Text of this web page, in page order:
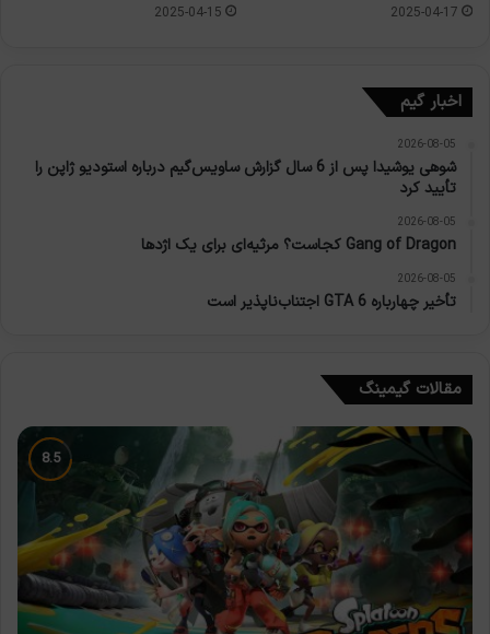
2025-04-17
2025-04-15
اخبار گیم
2026-08-05
شوهی یوشیدا پس از 6 سال گزارش ساویس‌گیم درباره استودیو ژاپن را
تأیید کرد
2026-08-05
Gang of Dragon کجاست؟ مرثیه‌ای برای یک اژدها
2026-08-05
تأخیر چهارباره GTA 6 اجتناب‌ناپذیر است
مقالات گیمینگ